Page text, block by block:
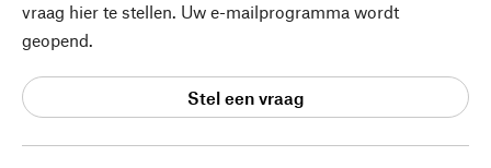
vraag hier te stellen. Uw e-mailprogramma wordt
geopend.
Stel een vraag